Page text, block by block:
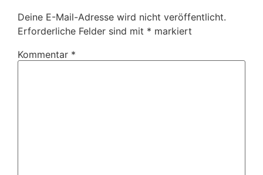
Deine E-Mail-Adresse wird nicht veröffentlicht.
Erforderliche Felder sind mit * markiert
Kommentar *